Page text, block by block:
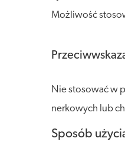
Możliwość
Nie stosować w
nerkowych lub
Sposób